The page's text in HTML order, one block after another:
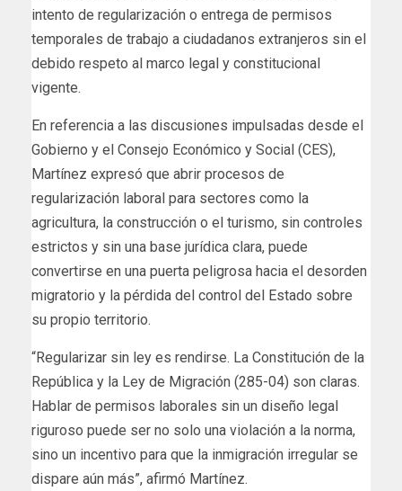
intento de regularización o entrega de permisos
temporales de trabajo a ciudadanos extranjeros sin el
debido respeto al marco legal y constitucional
vigente.
En referencia a las discusiones impulsadas desde el
Gobierno y el Consejo Económico y Social (CES),
Martínez expresó que abrir procesos de
regularización laboral para sectores como la
agricultura, la construcción o el turismo, sin controles
estrictos y sin una base jurídica clara, puede
convertirse en una puerta peligrosa hacia el desorden
migratorio y la pérdida del control del Estado sobre
su propio territorio.
“Regularizar sin ley es rendirse. La Constitución de la
República y la Ley de Migración (285-04) son claras.
Hablar de permisos laborales sin un diseño legal
riguroso puede ser no solo una violación a la norma,
sino un incentivo para que la inmigración irregular se
dispare aún más”, afirmó Martínez.